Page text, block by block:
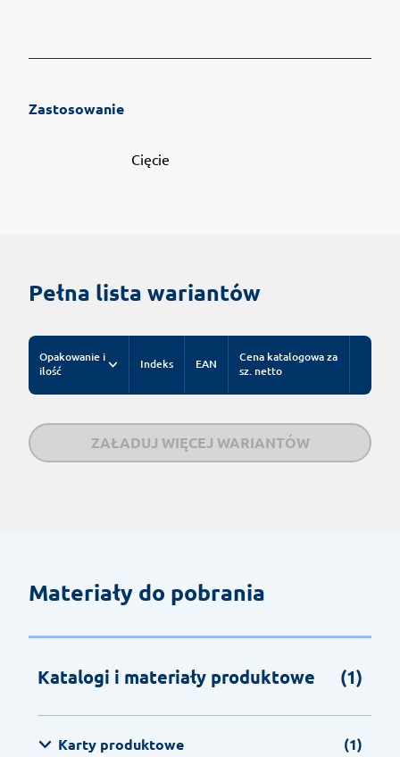
Zastosowanie
Cięcie
Pełna lista wariantów
Opakowanie i
ilość
Indeks EAN
Cena katalogowa za
sz. netto
ZAŁADUJ WIĘCEJ WARIANTÓW
Materiały do pobrania
Katalogi i materiały produktowe (1)
Karty produktowe (1)